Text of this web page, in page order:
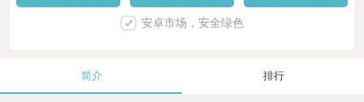
安卓市场，安全绿色
简介 排行